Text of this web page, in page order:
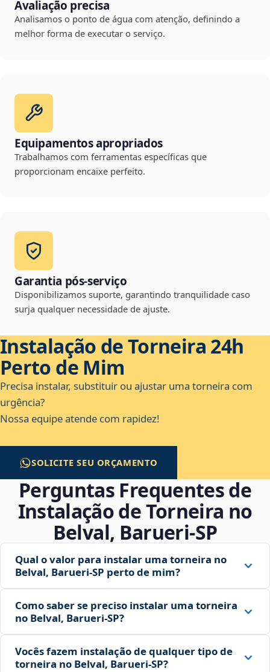
Avaliação precisa
Analisamos o ponto de água com atenção, definindo a
melhor forma de executar o serviço.
Equipamentos apropriados
Trabalhamos com ferramentas específicas que
proporcionam encaixe perfeito.
Garantia pós-serviço
Disponibilizamos suporte, garantindo tranquilidade caso
surja qualquer necessidade de ajuste.
Instalação de Torneira 24h
Perto de Mim
Precisa instalar, substituir ou ajustar uma torneira com
urgência?
Nossa equipe atende com rapidez!
SOLICITE SEU ORÇAMENTO
Perguntas Frequentes de
Instalação de Torneira no
Belval, Barueri‑SP
Qual o valor para instalar uma torneira no
Belval, Barueri‑SP perto de mim?
Como saber se preciso instalar uma torneira
no Belval, Barueri‑SP?
Vocês fazem instalação de qualquer tipo de
torneira no Belval, Barueri‑SP?